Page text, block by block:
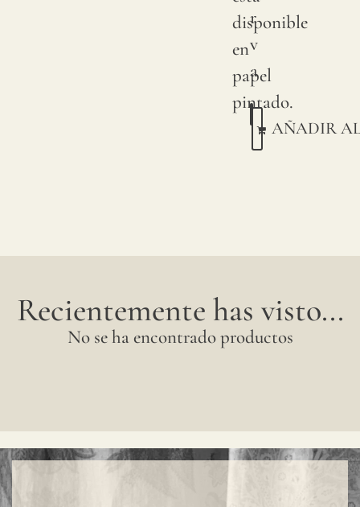
disponible
en
papel
pintado.
r
v
a
AÑADIR
Recientemente has visto...
No se ha encontrado productos
lino
las
puede
tener